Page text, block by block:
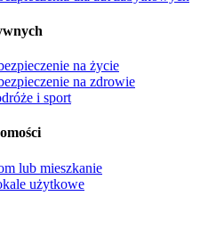
na życie
na zdrowie
i sport
lub mieszkanie
użytkowe